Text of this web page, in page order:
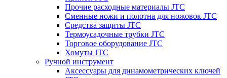
Прочие расходные материалы JTC
Сменные ножи и полотна для ножовок JTC
Средства защиты JTC
Термоусадочные трубки JTC
Торговое оборудование JTC
Хомуты JTC
Ручной инструмент
Аксессуары для динамометрических ключей